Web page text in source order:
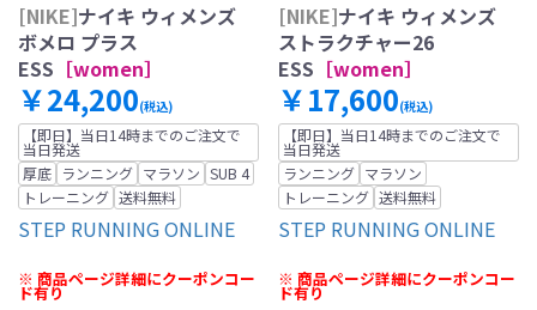
[NIKE]ナイキ ウィメンズ
ボメロ プラス
ESS ［women］
￥24,200(税込)
【即日】当日14時までのご注文で
当日発送
厚底 ランニング マラソン SUB 4
トレーニング 送料無料
STEP RUNNING ONLINE
※ 商品ページ詳細にクーポンコー
ド有り
[NIKE]ナイキ ウィメンズ
ストラクチャー26
ESS ［women］
￥17,600(税込)
【即日】当日14時までのご注文で
当日発送
ランニング マラソン
トレーニング 送料無料
STEP RUNNING ONLINE
※ 商品ページ詳細にクーポンコー
ド有り